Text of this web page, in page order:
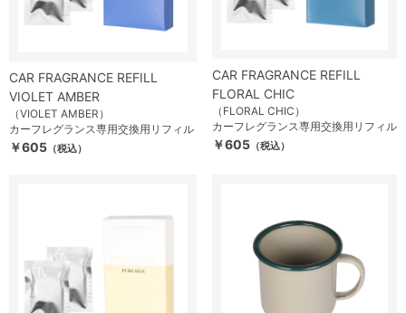
CAR FRAGRANCE REFILL
VIOLET AMBER
（VIOLET AMBER）
カーフレグランス専用交換用リフィル
￥605 （税込）
CAR FRAGRANCE REFILL
FLORAL CHIC
（FLORAL CHIC）
カーフレグランス専用交換用リフィル
￥605 （税込）